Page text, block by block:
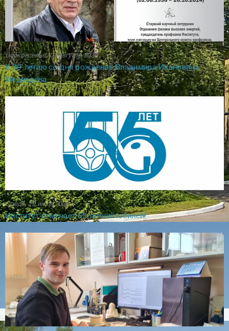
НИЦ «Курчатовский Институт» - ПИЯФ
НИЦ «Курчатовский институт» - ПИЯФ - один из
России научных центров. Был основан в 1956 году. В 2011
году ПИЯФ вошел в состав Национального
исследовательского центра «Курчатовский институт».
Подробнее
Воскресенье, 02 августа 2026
К 90-летию со дня рождения Владимира Ивановича
Медведева
Среда, 29 июля 2026
Институт отмечает 55-летний юбилей!